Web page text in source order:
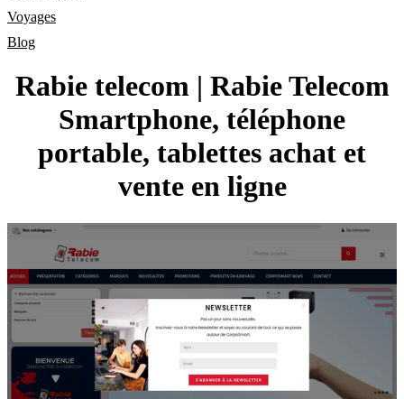
Voyages
Blog
Rabie telecom | Rabie Telecom
Smartphone, téléphone
portable, tablettes achat et
vente en ligne